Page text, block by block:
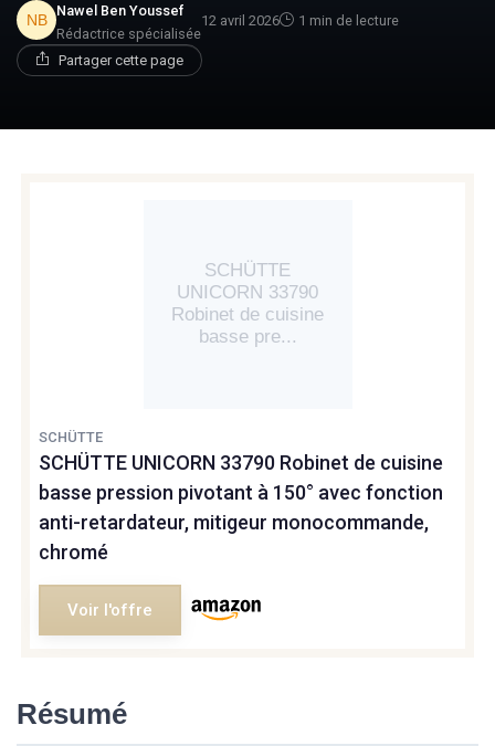
Nawel Ben Youssef
Rédactrice spécialisée
12 avril 2026 1 min de lecture
Partager cette page
SCHÜTTE
UNICORN 33790
Robinet de cuisine
basse pre...
SCHÜTTE
SCHÜTTE UNICORN 33790 Robinet de cuisine
basse pression pivotant à 150° avec fonction
anti-retardateur, mitigeur monocommande,
chromé
Voir l'offre
Résumé